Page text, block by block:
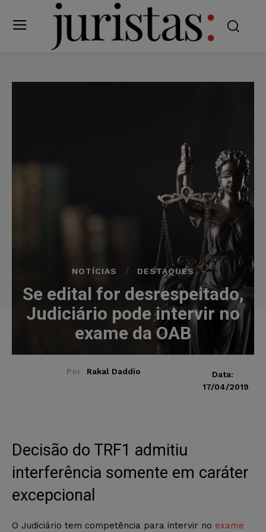
NOTÍCIAS DESTAQUES
Se edital for desrespeitado,
Judiciário pode intervir no
exame da OAB
Por Rakal Daddio
Data:
17/04/2019
Decisão do TRF1 admitiu
interferência somente em caráter
excepcional
O Judiciário tem competência para intervir no exame